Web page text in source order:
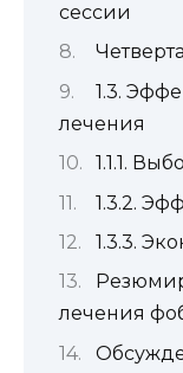
сессии
1.3.
лечения
1.1.1.
1.3.2.
1.3.3.
лечения